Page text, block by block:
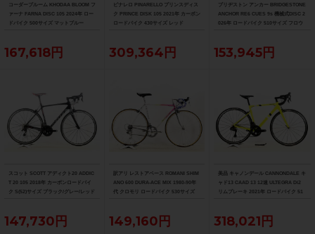
コーダーブルーム KHODAA BLOOM フ
ァーナ FARNA DISC 105 2024年 ロー
ドバイク 500サイズ マットブルー
167,618円
ピナレロ PINARELLO プリンスディス
ク PRINCE DISK 105 2021年 カーボン
ロードバイク 430サイズ レッド
309,364円
ブリヂストン アンカー BRIDGESTONE
ANCHOR RE6 CUES 9s 機械式DISC 2
026年 ロードバイク 510サイズ フロウ
153,945円
スコット SCOTT アディクト20 ADDIC
T 20 105 2018年 カーボンロードバイ
ク S(52)サイズ ブラック/グレー/レッド
147,730円
訳アリ レストアベース ROMANI SHIM
ANO 600 DURA-ACE MIX 1980-90年
代 クロモリ ロードバイク 530サイズ
149,160円
美品 キャノンデール CANNONDALE キ
ャド13 CAAD 13 12速 ULTEGRA Di2
リムブレーキ 2021年 ロードバイク 51
318,021円